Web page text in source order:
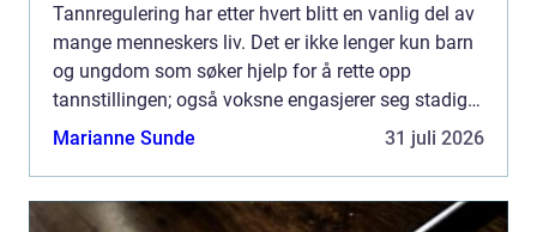
Tannregulering har etter hvert blitt en vanlig del av
mange menneskers liv. Det er ikke lenger kun barn
og ungdom som søker hjelp for å rette opp
tannstillingen; også voksne engasjerer seg stadig
oftere i prosessen for å oppn...
Marianne Sunde 31 juli 2026